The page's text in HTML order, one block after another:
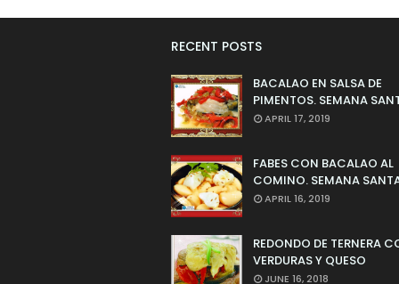
RECENT POSTS
BACALAO EN SALSA DE
PIMENTOS. SEMANA
APRIL 17, 2019
FABES CON BACALAO AL
COMINO. SEMANA
APRIL 16, 2019
REDONDO DE TERNERA
VERDURAS Y QUESO
JUNE 16, 2018